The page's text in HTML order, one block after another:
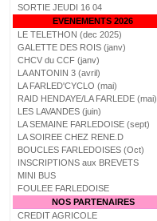
SORTIE JEUDI 16 04
EVENEMENTS 2026
LE TELETHON (dec 2025)
GALETTE DES ROIS (janv)
CHCV du CCF (janv)
LA ANTONIN 3 (avril)
LA FARLED'CYCLO (mai)
RAID HENDAYE/LA FARLEDE (mai)
LES LAVANDES (juin)
LA SEMAINE FARLEDOISE (sept)
LA SOIREE CHEZ RENE.D
BOUCLES FARLEDOISES (Oct)
INSCRIPTIONS aux BREVETS
MINI BUS
FOULEE FARLEDOISE
NOS PARTENAIRES
CREDIT AGRICOLE